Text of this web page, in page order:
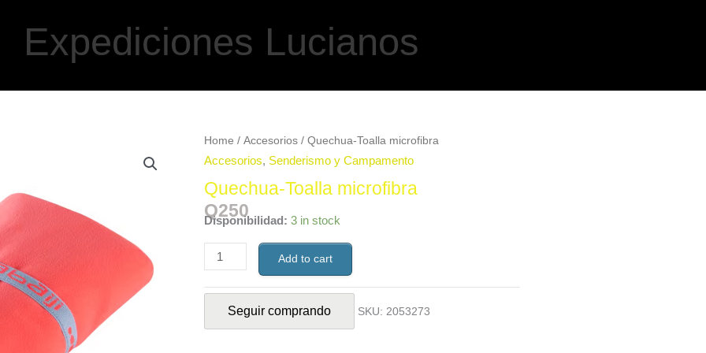
Expediciones Lucianos
Home / Accesorios/ Quechua-Toalla microfibra
Accesorios, Senderismo y Campamento
Quechua-Toalla microfibra
Q250
Disponibilidad: 3 in stock
Quechua-
Toalla
quantity
Add to cart
Seguir comprando SKU: 2053273